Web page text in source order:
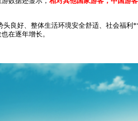
好、整体生活环境安全舒适、社会福利
在逐年增长。